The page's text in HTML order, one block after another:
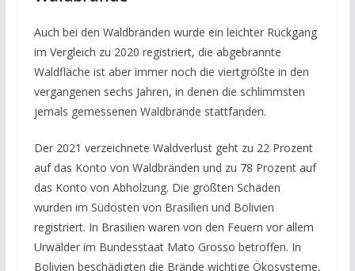
Auch bei den Waldbränden wurde ein leichter Rückgang
im Vergleich zu 2020 registriert, die abgebrannte
Waldfläche ist aber immer noch die viertgrößte in den
vergangenen sechs Jahren, in denen die schlimmsten
jemals gemessenen Waldbrände stattfanden.
Der 2021 verzeichnete Waldverlust geht zu 22 Prozent
auf das Konto von Waldbränden und zu 78 Prozent auf
das Konto von Abholzung. Die größten Schäden
wurden im Südosten von Brasilien und Bolivien
registriert. In Brasilien waren von den Feuern vor allem
Urwälder im Bundesstaat Mato Grosso betroffen. In
Bolivien beschädigten die Brände wichtige Ökosysteme,